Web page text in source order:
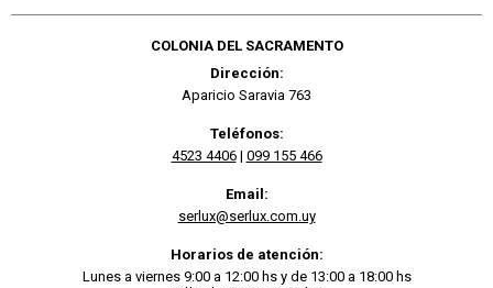
COLONIA DEL SACRAMENTO
Dirección:
Aparicio Saravia 763
Teléfonos:
4523 4406| 099 155 466
Email:
serlux@serlux.com.uy
Horarios de atención:
Lunes a viernes 9:00 a 12:00 hs y de 13:00 a 18:00 hs